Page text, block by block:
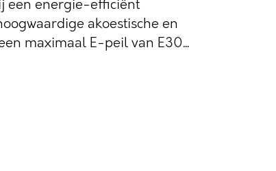
een energie-efficiënt
akoestische en
maximaal E-peil van E30...